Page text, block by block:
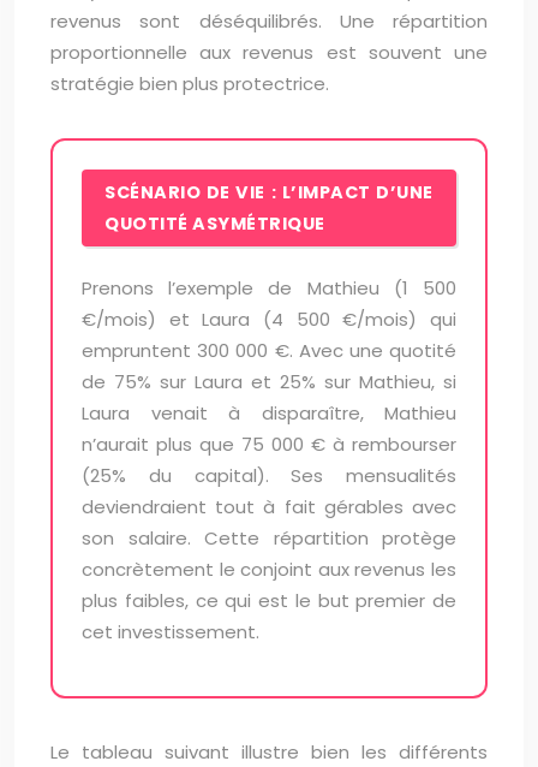
revenus sont déséquilibrés. Une répartition
proportionnelle aux revenus est souvent une
stratégie bien plus protectrice.
SCÉNARIO DE VIE : L’IMPACT D’UNE
QUOTITÉ ASYMÉTRIQUE
Prenons l’exemple de Mathieu (1 500
€/mois) et Laura (4 500 €/mois) qui
empruntent 300 000 €. Avec une quotité
de 75% sur Laura et 25% sur Mathieu, si
Laura venait à disparaître, Mathieu
n’aurait plus que 75 000 € à rembourser
(25% du capital). Ses mensualités
deviendraient tout à fait gérables avec
son salaire. Cette répartition protège
concrètement le conjoint aux revenus les
plus faibles, ce qui est le but premier de
cet investissement.
Le tableau suivant illustre bien les différents